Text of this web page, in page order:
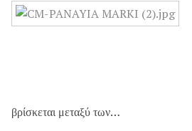
βρίσκεται μεταξύ των…